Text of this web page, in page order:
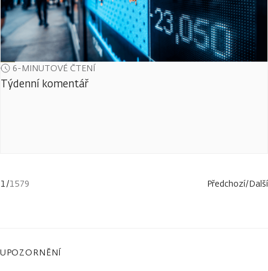
6-MINUTOVÉ ČTENÍ
Týdenní komentář
1/1579 Předchozí/Další
UPOZORNĚNÍ